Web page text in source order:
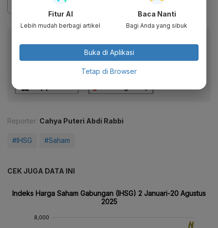
Dapatkan pengalaman membaca lebih nyaman dan nikmati
Reporter: Cahya Puteri Abdi Rabbi
#IHSG #Saham
CEK JUGA DATA INI
Fitur AI
Lebih mudah berbagi artikel
Baca Nanti
Bagi Anda yang sibuk
Buka di Aplikasi
Tetap di Browser